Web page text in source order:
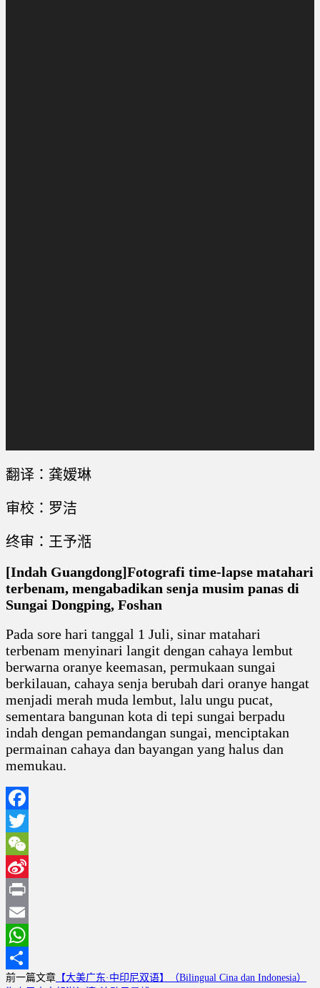
翻译：龚嫒琳
审校：罗洁
终审：王予湉
[Indah Guangdong]Fotografi time-lapse matahari
terbenam, mengabadikan senja musim panas di
Sungai Dongping, Foshan
Pada sore hari tanggal 1 Juli, sinar matahari
terbenam menyinari langit dengan cahaya lembut
berwarna oranye keemasan, permukaan sungai
berkilauan, cahaya senja berubah dari oranye hangat
menjadi merah muda lembut, lalu ungu pucat,
sementara bangunan kota di tepi sungai berpadu
indah dengan pemandangan sungai, menciptakan
permainan cahaya dan bayangan yang halus dan
memukau.
Facebook
Twitter
WeChat
Sina
Weibo
Print
Email
WhatsApp
分
前一篇文章 【大美广东·中印尼双语】（Bilingual Cina dan Indonesia）